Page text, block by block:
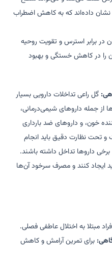
داده‌اند که به کاهش اضطراب
در برابر استرس و تقویت روحیه
را در کاهش خستگی و بهبود
گل راعی تداخلات دارویی بسیار
از جمله داروهای شیمی‌درمانی،
خون، و داروهای ضد بارداری
تحت نظارت دقیق باید انجام
برخی داروها تداخل داشته باشند.
ایجاد کنند و مصرف سرخود آن‌ها
مبتلا به اختلال عاطفی فصلی.
برای تمرین آرامش و کاهش